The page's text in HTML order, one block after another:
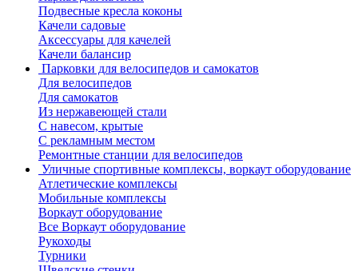
Подвесные кресла коконы
Качели садовые
Аксессуары для качелей
Качели балансир
Парковки для велосипедов и самокатов
Для велосипедов
Для самокатов
Из нержавеющей стали
С навесом, крытые
С рекламным местом
Ремонтные станции для велосипедов
Уличные спортивные комплексы, воркаут оборудование
Атлетические комплексы
Мобильные комплексы
Воркаут оборудование
Все Воркаут оборудование
Рукоходы
Турники